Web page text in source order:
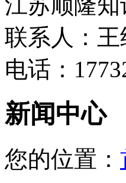
联系人：王
电话：
新闻中心
您的位置：